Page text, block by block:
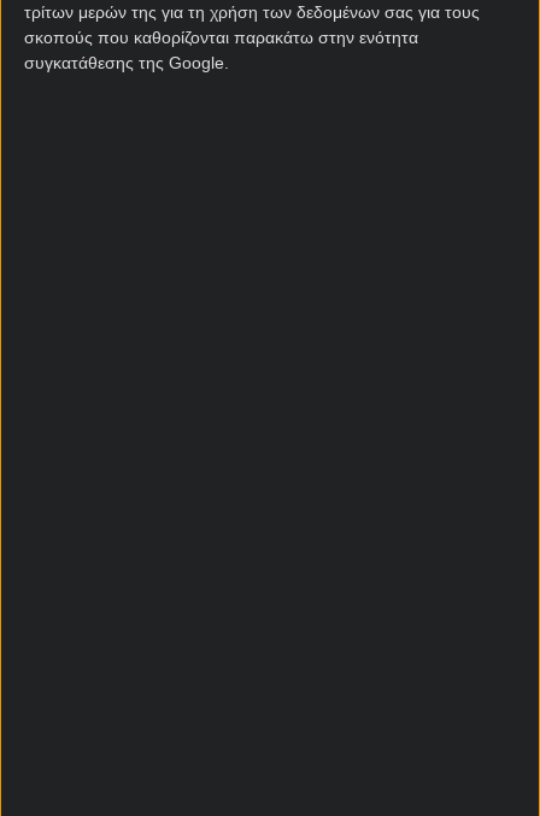
τρίτων μερών της για τη χρήση των δεδομένων σας για τους
σκοπούς που καθορίζονται παρακάτω στην ενότητα
συγκατάθεσης της Google.
ψάχνουν για προπονητή ή θα ψάξουν θα τον
εξετάσουν σίγουρα για να τον κρατήσουν εντός
συνόρων. Θα επανέλθω.